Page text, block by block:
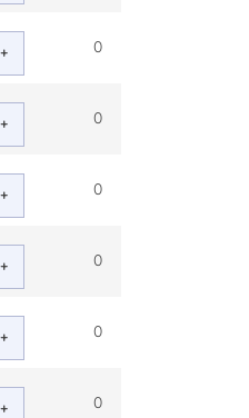
+ 0
+ 0
+ 0
+ 0
+ 0
+ 0